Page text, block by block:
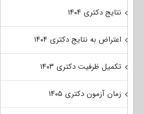
نتایج دکتری ۱۴۰۴
اعتراض به نتایج دکتری ۱۴۰۴
تکمیل ظرفیت دکتری ۱۴۰۳
زمان آزمون دکتری ۱۴۰۵